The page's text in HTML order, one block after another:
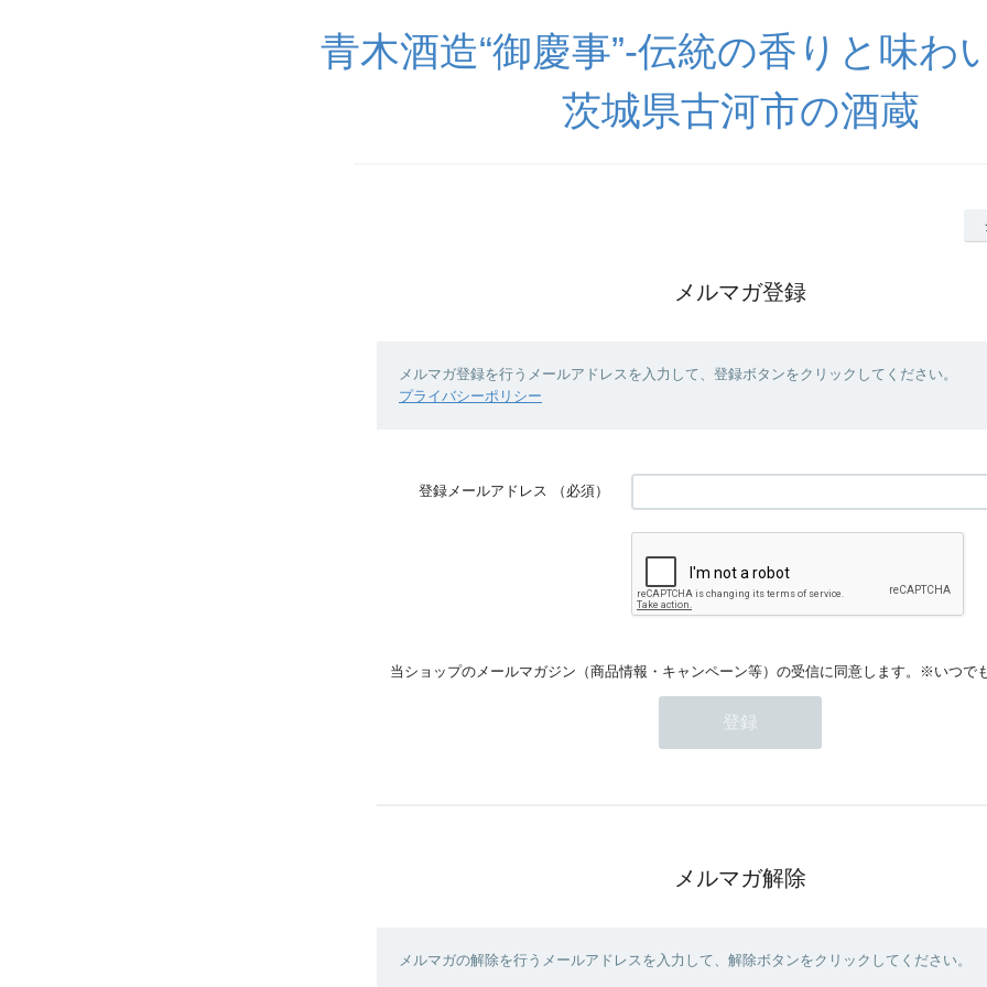
青木酒造“御慶事”-伝統の香りと味わ
茨城県古河市の酒蔵
メルマガ登録
メルマガ登録を行うメールアドレスを入力して、登録ボタンをクリックしてください。
プライバシーポリシー
登録メールアドレス （必須）
当ショップのメールマガジン（商品情報・キャンペーン等）の受信に同意します。※いつで
メルマガ解除
メルマガの解除を行うメールアドレスを入力して、解除ボタンをクリックしてください。